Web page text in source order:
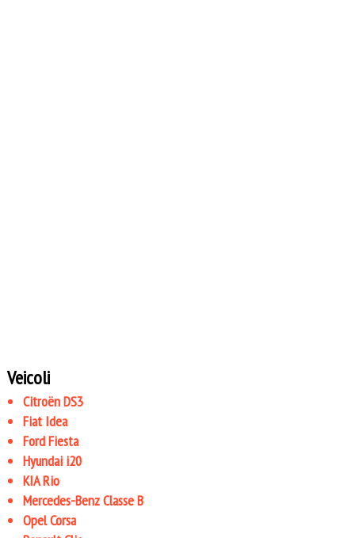
Veicoli
Citroën DS3
Fiat Idea
Ford Fiesta
Hyundai i20
KIA Rio
Mercedes-Benz Classe B
Opel Corsa